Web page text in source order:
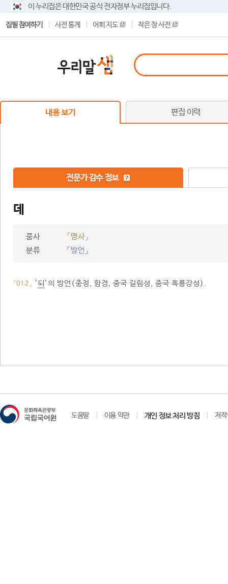
이 누리집은 대한민국 공식 전자정부 누리집입니다.
집필 참여하기 사전 통계 어휘 지도 작은 창 사전
내용 보기 편집 이력
전문가 감수 정보
데
품사
「명사」
분류
「방언」
「012」 ‘되 ’의 방언(충청, 함경, 중국 길림성, 중국 흑룡강성).
도움말 이용 약관 개인 정보 처리 방침 저